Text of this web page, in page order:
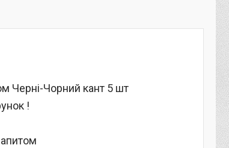
Черні-Чорний кант 5 шт
!